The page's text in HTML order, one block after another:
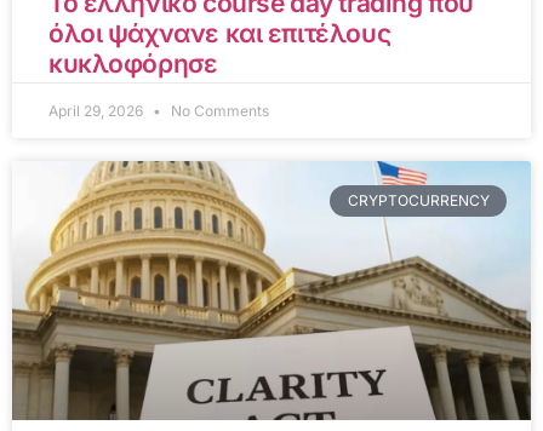
όλοι ψάχνανε και επιτέλους
κυκλοφόρησε
April 29, 2026 No Comments
CRYPTOCURRENCY